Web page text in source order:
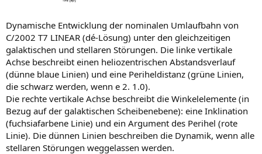
Dynamische Entwicklung der nominalen Umlaufbahn von
C/2002 T7 LINEAR (dé-Lösung) unter den gleichzeitigen
galaktischen und stellaren Störungen. Die linke vertikale
Achse beschreibt einen heliozentrischen Abstandsverlauf
(dünne blaue Linien) und eine Periheldistanz (grüne Linien,
die schwarz werden, wenn e 2. 1.0).
Die rechte vertikale Achse beschreibt die Winkelelemente (in
Bezug auf der galaktischen Scheibenebene): eine Inklination
(fuchsiafarbene Linie) und ein Argument des Perihel (rote
Linie). Die dünnen Linien beschreiben die Dynamik, wenn alle
stellaren Störungen weggelassen werden.